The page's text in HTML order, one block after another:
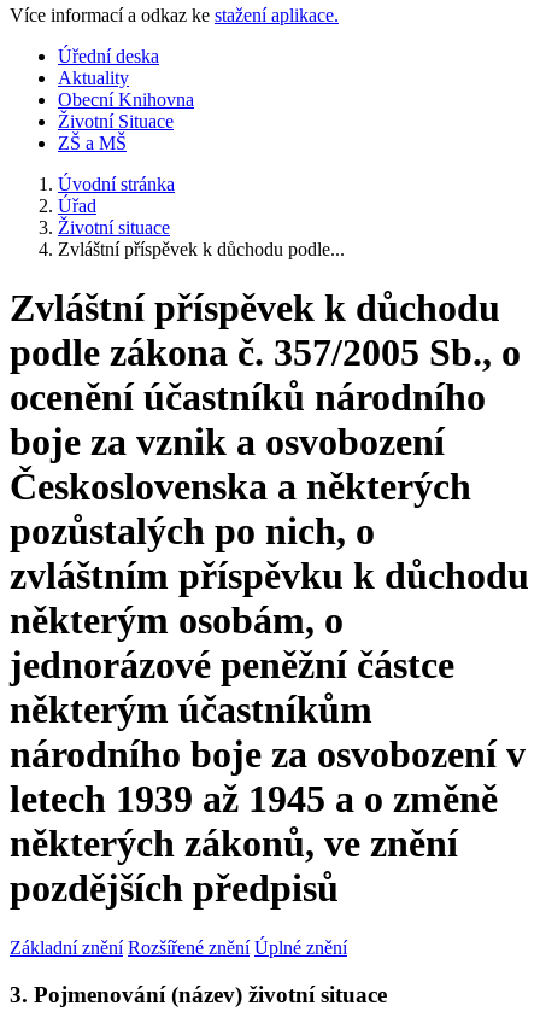
Více informací a odkaz ke stažení aplikace.
Úřední deska
Aktuality
Obecní Knihovna
Životní Situace
ZŠ a MŠ
Úvodní stránka
Úřad
Životní situace
Zvláštní příspěvek k důchodu podle...
Zvláštní příspěvek k důchodu
podle zákona č. 357/2005 Sb., o
ocenění účastníků národního
boje za vznik a osvobození
Československa a některých
pozůstalých po nich, o
zvláštním příspěvku k důchodu
některým osobám, o
jednorázové peněžní částce
některým účastníkům
národního boje za osvobození v
letech 1939 až 1945 a o změně
některých zákonů, ve znění
pozdějších předpisů
Základní znění Rozšířené znění Úplné znění
3. Pojmenování (název) životní situace